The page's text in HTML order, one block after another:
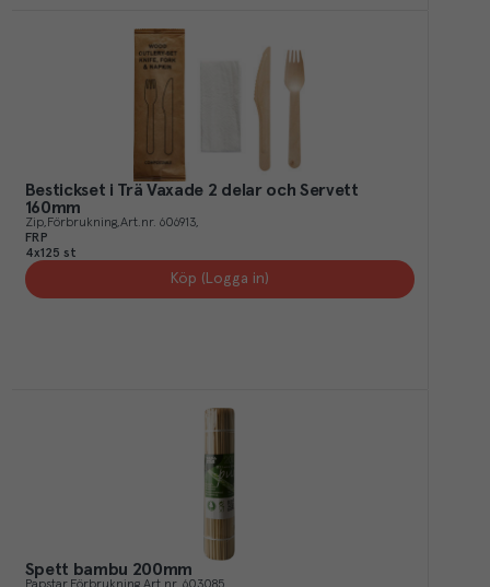
Bestickset i Trä Vaxade 2 delar och Servett
160mm
Zip Förbrukning Art.nr. 606913
FRP
4x125 st
Köp (Logga in)
Spett bambu 200mm